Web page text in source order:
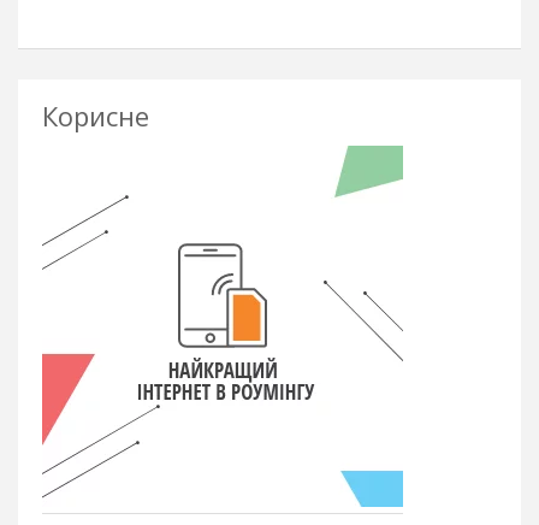
Корисне